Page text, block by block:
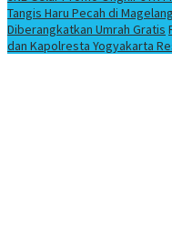
Tangis Haru Pecah di
Diberangkatkan Umrah Gratis
dan Kapolresta Yogyakarta